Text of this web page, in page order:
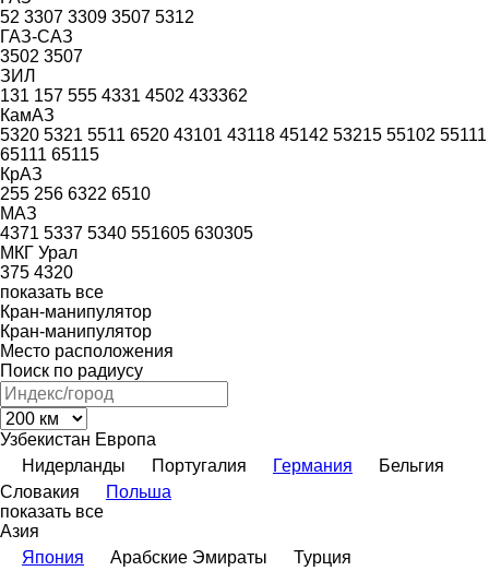
52 3307 3309 3507 5312
ГАЗ-САЗ
3502 3507
ЗИЛ
131 157 555 4331 4502 433362
КамАЗ
5320 5321 5511 6520 43101 43118 45142 53215 55102 55111
65111 65115
КрАЗ
255 256 6322 6510
МАЗ
4371 5337 5340 551605 630305
МКГ Урал
375 4320
показать все
Кран-манипулятор
Кран-манипулятор
Место расположения
Поиск по радиусу
Узбекистан Европа
Нидерланды
Португалия Германия
Бельгия
Словакия
Польша
показать все
Азия
Япония
Арабские Эмираты
Турция